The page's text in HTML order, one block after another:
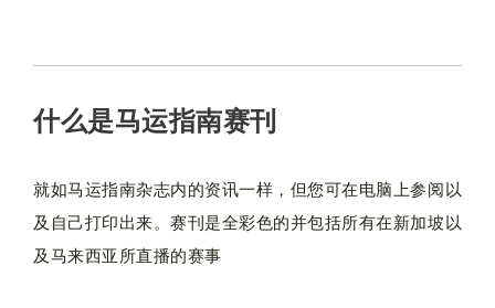
什么是马运指南赛刊
就如马运指南杂志内的资讯一样，但您可在电脑上参阅以
及自己打印出来。赛刊是全彩色的并包括所有在新加坡以
及马来西亚所直播的赛事